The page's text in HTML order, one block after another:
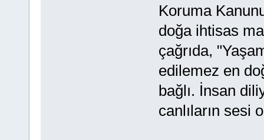
Koruma
doğa ihtisas
çağrıda,
edilemez en
bağlı. İnsan
canlıların sesi